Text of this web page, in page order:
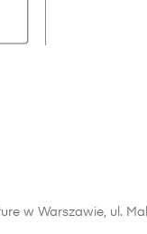
w Warszawie, ul.